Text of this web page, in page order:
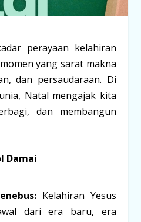
perayaan kelahiran
yang sarat makna
dan persaudaraan. Di
Natal mengajak kita
dan membangun
Damai
Kelahiran Yesus
dari era baru, era